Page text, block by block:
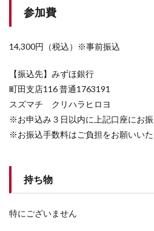
参加費
14,300円（税込）※事前振込
【振込先】みずほ銀行
町田支店116 普通1763191
スズマチ クリハラヒロヨ
※お申込み３日以内に上記口座にお振
※お振込⼿数料はご負担をお願いいた
持ち物
特にございません